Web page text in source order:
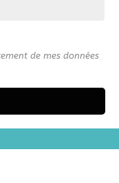
de mes données